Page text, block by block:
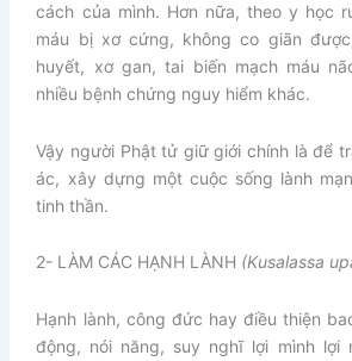
cách của mình. Hơn nữa, theo y học
máu bị xơ cứng, không co giãn
huyết, xơ gan, tai biến mạch máu
nhiều bệnh chứng nguy hiểm khác.
Vậy người Phật tử giữ giới chính là để
ác, xây dựng một cuộc sống lành
tinh thần.
2- LÀM CÁC HẠNH LÀNH (Kusalassa
Hạnh lành, công đức hay điều thiện
động, nói năng, suy nghĩ lợi mình lợi